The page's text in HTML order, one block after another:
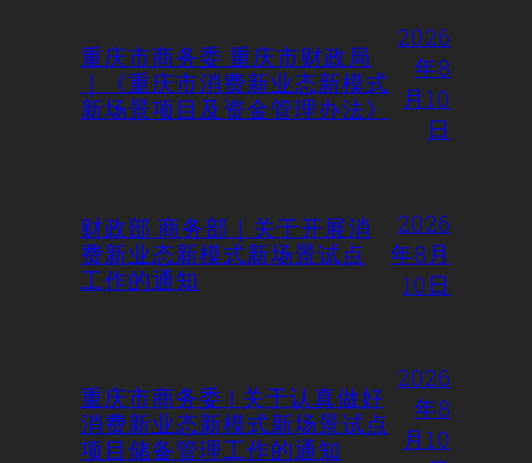
重庆市商务委 重庆市财政局
｜《重庆市消费新业态新模式
新场景项目及资金管理办法》
2026
年8
月10
日
财政部 商务部｜关于开展消
费新业态新模式新场景试点
工作的通知
2026
年8月
10日
重庆市商务委 | 关于认真做好
消费新业态新模式新场景试点
项目储备管理工作的通知
2026
年8
月10